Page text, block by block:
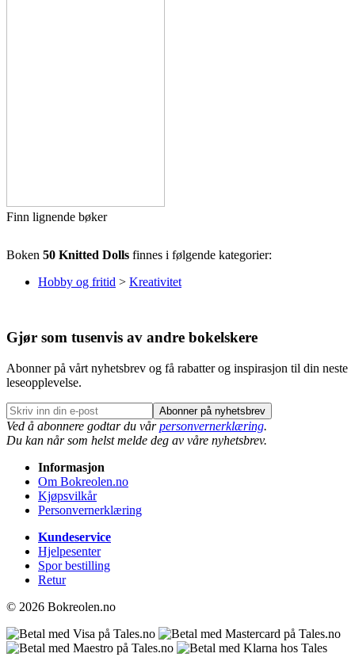
Finn lignende bøker
Boken 50 Knitted Dolls finnes i følgende kategorier:
Hobby og fritid > Kreativitet
Gjør som tusenvis av andre bokelskere
Abonner på vårt nyhetsbrev og få rabatter og inspirasjon til din neste
leseopplevelse.
Abonner på nyhetsbrev
Ved å abonnere godtar du vårpersonvernerklæring.
Du kan når som helst melde deg av våre nyhetsbrev.
Informasjon
Om Bokreolen.no
Kjøpsvilkår
Personvernerklæring
Kundeservice
Hjelpesenter
Spor bestilling
Retur
© 2026 Bokreolen.no